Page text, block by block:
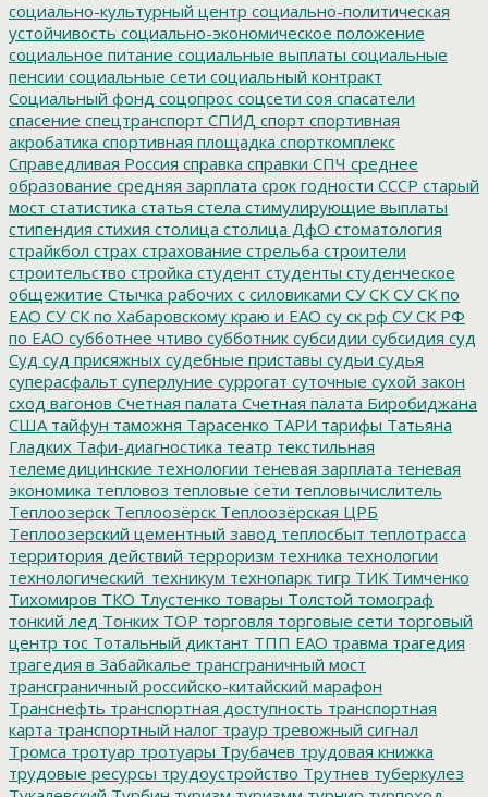
социально-культурный центр социально-политическая
устойчивость социально-экономическое положение
социальное питание социальные выплаты социальные
пенсии социальные сети социальный контракт
Социальный фонд соцопрос соцсети соя спасатели
спасение спецтранспорт СПИД спорт спортивная
акробатика спортивная площадка спорткомплекс
Справедливая Россия справка справки СПЧ среднее
образование средняя зарплата срок годности СССР старый
мост статистика статья стела стимулирующие выплаты
стипендия стихия столица столица ДфО стоматология
страйкбол страх страхование стрельба строители
строительство стройка студент студенты студенческое
общежитие Стычка рабочих с силовиками СУ СК СУ СК по
ЕАО СУ СК по Хабаровскому краю и ЕАО су ск рф СУ СК РФ
по ЕАО субботнее чтиво субботник субсидии субсидия суд
Суд суд присяжных судебные приставы судьи судья
суперасфальт суперлуние суррогат суточные сухой закон
сход вагонов Счетная палата Счетная палата Биробиджана
США тайфун таможня Тарасенко ТАРИ тарифы Татьяна
Гладких Тафи-диагностика театр текстильная
телемедицинские технологии теневая зарплата теневая
экономика тепловоз тепловые сети тепловычислитель
Теплоозерск Теплоозёрск Теплоозёрская ЦРБ
Теплоозерский цементный завод теплосбыт теплотрасса
территория действий терроризм техника технологии
технологический_техникум технопарк тигр ТИК Тимченко
Тихомиров ТКО Тлустенко товары Толстой томограф
тонкий лед Тонких ТОР торговля торговые сети торговый
центр тос Тотальный диктант ТПП ЕАО травма трагедия
трагедия в Забайкалье трансграничный мост
трансграничный российско-китайский марафон
Транснефть транспортная доступность транспортная
карта транспортный налог траур тревожный сигнал
Тромса тротуар тротуары Трубачев трудовая книжка
трудовые ресурсы трудоустройство Трутнев туберкулез